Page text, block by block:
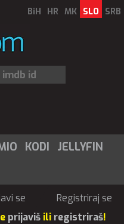
BiH HR MK SLO SRB
KODI
JELLYFIN
se
Registriraj se
prijaviš ili registriraš!